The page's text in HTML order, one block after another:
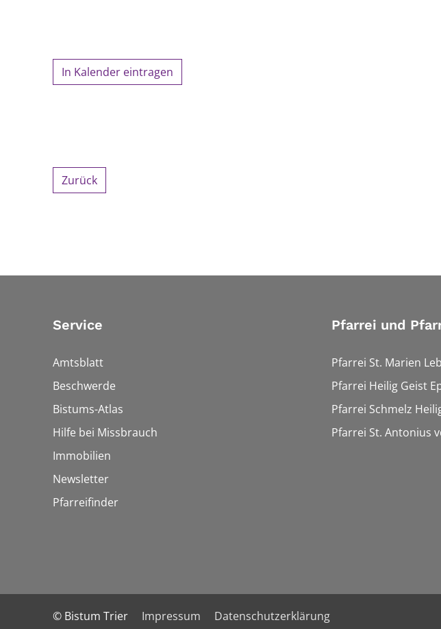
In Kalender eintragen
Zurück
Service
Amtsblatt
Beschwerde
Bistums-Atlas
Hilfe bei Missbrauch
Immobilien
Newsletter
Pfarreifinder
Pfarrei und
Pfarrei St. Marien
Pfarrei Heilig Geist
Pfarrei Schmelz
Pfarrei St. Antonius
© Bistum Trier Impressum Datenschutzerklärung